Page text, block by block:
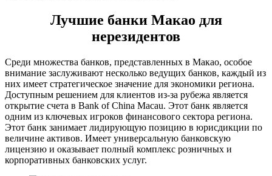
Лучшие банки Макао для
нерезидентов
Среди множества банков, представленных в Макао, особое
внимание заслуживают несколько ведущих банков, каждый из
них имеет стратегическое значение для экономики региона.
Доступным решением для клиентов из-за рубежа является
открытие счета в Bank of China Macau. Этот банк является
одним из ключевых игроков финансового сектора региона.
Этот банк занимает лидирующую позицию в юрисдикции по
величине активов. Имеет универсальную банковскую
лицензию и оказывает полный комплекс розничных и
корпоративных банковских услуг.